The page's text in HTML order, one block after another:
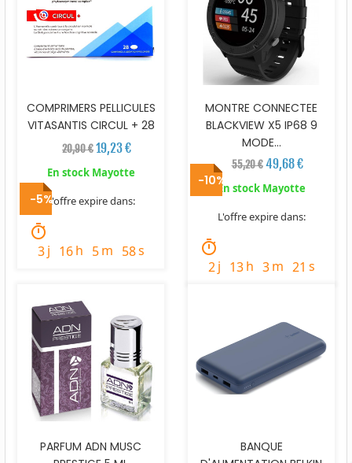
COMPRIMERS PELLICULES
VITASANTIS CIRCUL + 28
20,90 €19,23 €
En stock Mayotte
L'offre expire dans:
timer
3j 16h 5m 57s
MONTRE CONNECTEE
BLACKVIEW X5 IP68 9
MODE...
55,20 € 49,68 €
En stock Mayotte
L'offre expire dans:
timer
2j 13h 3m 20 s
-5%
PARFUM ADN MUSC
-10%
BANQUE